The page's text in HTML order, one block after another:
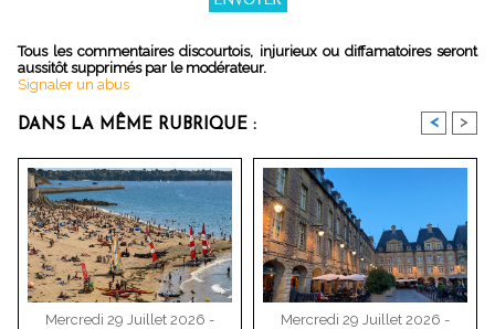
Tous les commentaires discourtois, injurieux ou diffamatoires seront
aussitôt supprimés par le modérateur.
Signaler un abus
DANS LA MÊME RUBRIQUE : < >
Mercredi 29 Juillet 2026 -
Mercredi 29 Juillet 2026 -